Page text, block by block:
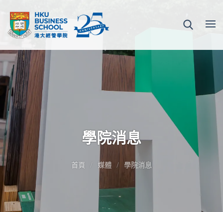
學院消息
首頁 媒體 學院消息